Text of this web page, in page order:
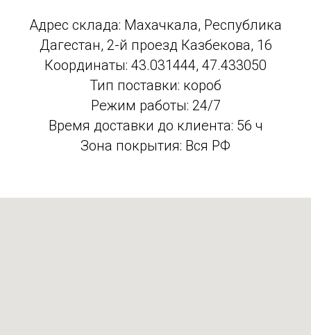
Адрес склада: Махачкала, Республика
Дагестан, 2-й проезд Казбекова, 16
Координаты: 43.031444, 47.433050
Тип поставки: короб
Режим работы: 24/7
Время доставки до клиента: 56 ч
Зона покрытия: Вся РФ